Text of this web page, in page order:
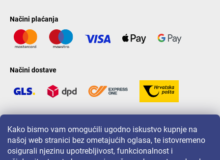
Kako bismo vam omogućili ugodno iskustvo kupnje na
našoj web stranici bez ometajućih oglasa, te istovremeno
osigurali njezinu upotrebljivost, funkcionalnost i
Načini plaćanja
Načini dostave